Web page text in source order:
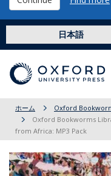
日本語
ホーム Oxford
Oxford Bookworms
from Africa: MP3 Pack